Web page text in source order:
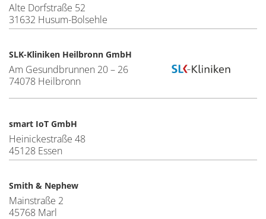
Alte Dorfstraße 52
31632 Husum-Bolsehle
SLK-Kliniken Heilbronn GmbH
Am Gesundbrunnen 20 – 26
74078 Heilbronn
smart IoT GmbH
Heinickestraße 48
45128 Essen
Smith & Nephew
Mainstraße 2
45768 Marl